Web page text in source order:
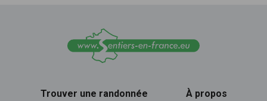
Trouver une randonnée À propos